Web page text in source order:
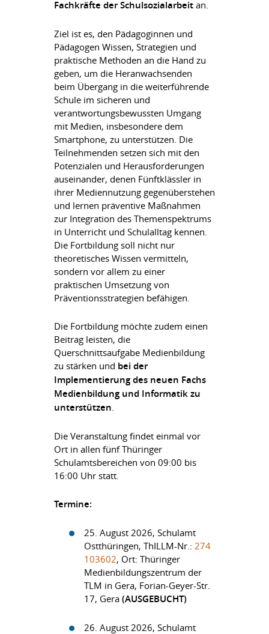
Fachkräfte der Schulsozialarbeit an.
Ziel ist es, den Pädagoginnen und
Pädagogen Wissen, Strategien und
praktische Methoden an die Hand zu
geben, um die Heranwachsenden
beim Übergang in die weiterführende
Schule im sicheren und
verantwortungsbewussten Umgang
mit Medien, insbesondere dem
Smartphone, zu unterstützen. Die
Teilnehmenden setzen sich mit den
Potenzialen und Herausforderungen
auseinander, denen Fünftklässler in
ihrer Mediennutzung gegenüberstehen
und lernen präventive Maßnahmen
zur Integration des Themenspektrums
in Unterricht und Schulalltag kennen.
Die Fortbildung soll nicht nur
theoretisches Wissen vermitteln,
sondern vor allem zu einer
praktischen Umsetzung von
Präventionsstrategien befähigen.
Die Fortbildung möchte zudem einen
Beitrag leisten, die
Querschnittsaufgabe Medienbildung
zu stärken und bei der
Implementierung des neuen Fachs
Medienbildung und Informatik zu
unterstützen.
Die Veranstaltung findet einmal vor
Ort in allen fünf Thüringer
Schulamtsbereichen von 09:00 bis
16:00 Uhr statt.
Termine:
25. August 2026, Schulamt
Ostthüringen, ThILLM-Nr.: 274
103602, Ort: Thüringer
Medienbildungszentrum der
TLM in Gera, Forian-Geyer-Str.
17, Gera (AUSGEBUCHT)
26. August 2026, Schulamt